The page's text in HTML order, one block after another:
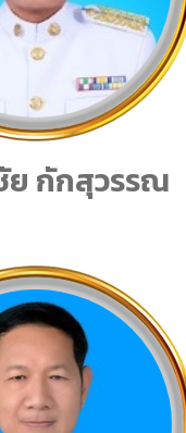
ย กักสุวรรณ